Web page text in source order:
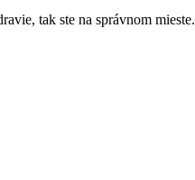
tak ste na správnom mieste.